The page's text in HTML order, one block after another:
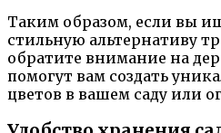
Таким образом, если вы
стильную альтернативу
обратите внимание на
помогут вам создать
цветов в вашем саду или